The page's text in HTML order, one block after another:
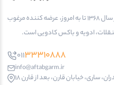
فروشگاه آجیل و خشکبار آفتاب گرم از سال 1368 تا به امروز، عرضه کننده مرغوب
ادویه و باکس کادویی است.
01133310888
info@aftabgarm.ir
ساری، خیابان قارن، بعد از قارن 18